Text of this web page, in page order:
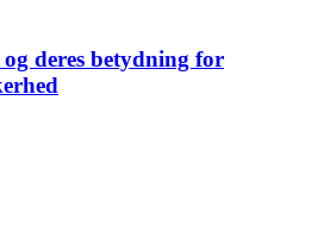
deres betydning for